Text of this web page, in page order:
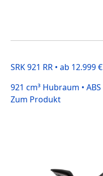
SRK 921 RR • ab 12.999 €
921 cm³ Hubraum • ABS
Zum Produkt